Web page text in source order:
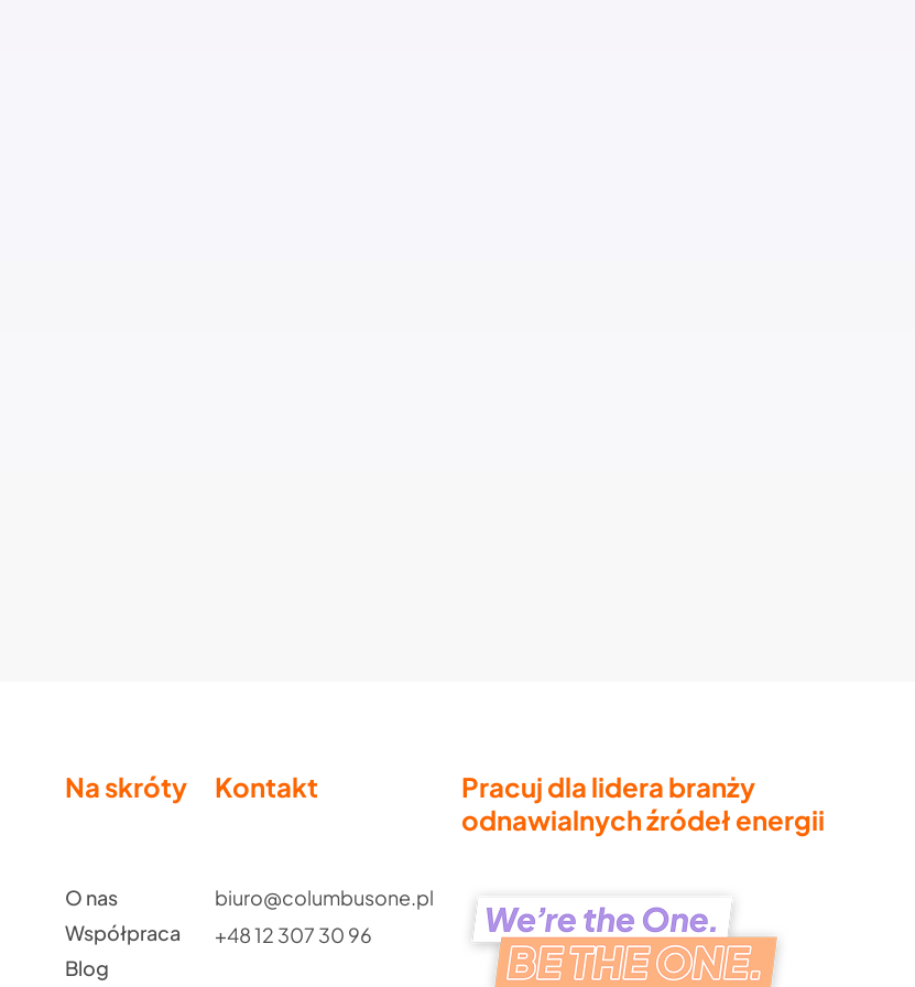
Na skróty
O nas
Współpraca
Blog
Kontakt
biuro@columbusone.pl
+48 12 307 30 96
Pracuj dla lidera branży
odnawialnych źródeł energii